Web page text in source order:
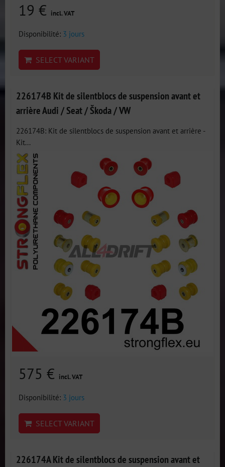
19 € incl. VAT
Disponibilité: 3 jours
SELECT VARIANT
226174B Kit de silentblocs de suspension avant et
arrière Audi / Seat / Škoda / VW
226174B: Kit de silentblocs de suspension avant et arrière -
Kit...
575 € incl. VAT
Disponibilité: 3 jours
SELECT VARIANT
226174A Kit de silentblocs de suspension avant et